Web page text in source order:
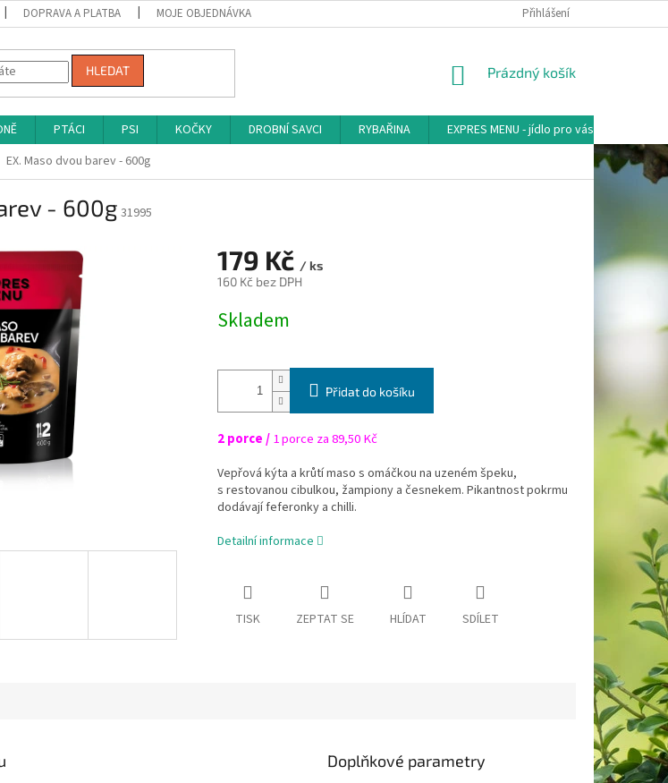
DOPRAVA A PLATBA MOJE OBJEDNÁVKA Přihlášení
HLEDAT
NÁKUPNÍ
Prázdný košík
PTÁCI PSI KOČKY DROBNÍ SAVCI RYBAŘINA EXPRES MENU - jídlo pro vás
EX. Maso dvou barev - 600g
- 600g 31995
179 Kč / ks
160 Kč bez DPH
cena:
Skladem
Přidat do košíku
2 porce /1 porce za 89,50 Kč
Vepřová kýta a krůtí maso s omáčkou na uzeném špeku,
s restovanou cibulkou, žampiony a česnekem. Pikantnost pokrmu
dodávají feferonky a chilli.
Detailní informace
TISK ZEPTAT SE HLÍDAT SDÍLET
Doplňkové parametry